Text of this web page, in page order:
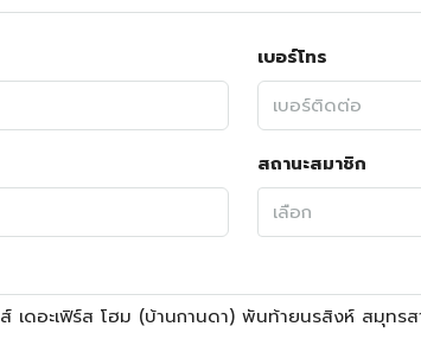
เบอร์โทร
สถานะสมาชิก
เลือก